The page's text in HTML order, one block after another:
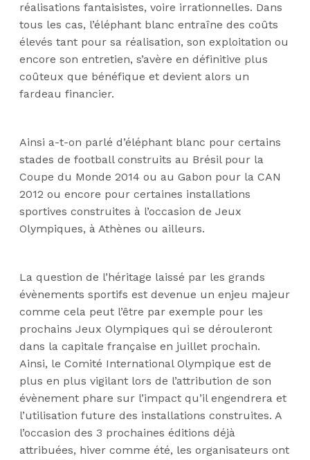
réalisations fantaisistes, voire irrationnelles. Dans
tous les cas, l’éléphant blanc entraîne des coûts
élevés tant pour sa réalisation, son exploitation ou
encore son entretien, s’avère en définitive plus
coûteux que bénéfique et devient alors un
fardeau financier.
Ainsi a-t-on parlé d’éléphant blanc pour certains
stades de football construits au Brésil pour la
Coupe du Monde 2014 ou au Gabon pour la CAN
2012 ou encore pour certaines installations
sportives construites à l’occasion de Jeux
Olympiques, à Athènes ou ailleurs.
La question de l’héritage laissé par les grands
évènements sportifs est devenue un enjeu majeur
comme cela peut l’être par exemple pour les
prochains Jeux Olympiques qui se dérouleront
dans la capitale française en juillet prochain.
Ainsi, le Comité International Olympique est de
plus en plus vigilant lors de l’attribution de son
évènement phare sur l’impact qu’il engendrera et
l’utilisation future des installations construites. A
l’occasion des 3 prochaines éditions déjà
attribuées, hiver comme été, les organisateurs ont